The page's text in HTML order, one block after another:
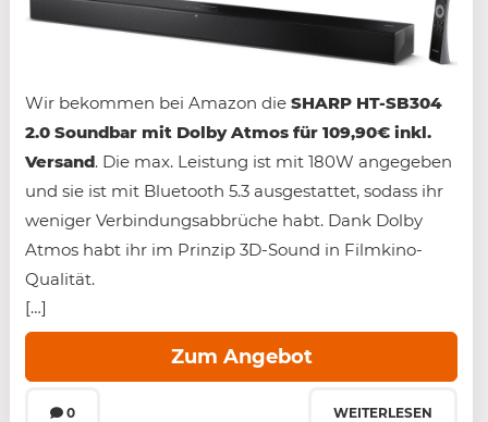
Wir bekommen bei Amazon die SHARP HT-SB304
2.0 Soundbar mit Dolby Atmos für 109,90€ inkl.
Versand. Die max. Leistung ist mit 180W angegeben
und sie ist mit Bluetooth 5.3 ausgestattet, sodass ihr
weniger Verbindungsabbrüche habt. Dank Dolby
Atmos habt ihr im Prinzip 3D-Sound in Filmkino-
Qualität.
[…]
0
Zum Angebot
WEITERLESEN